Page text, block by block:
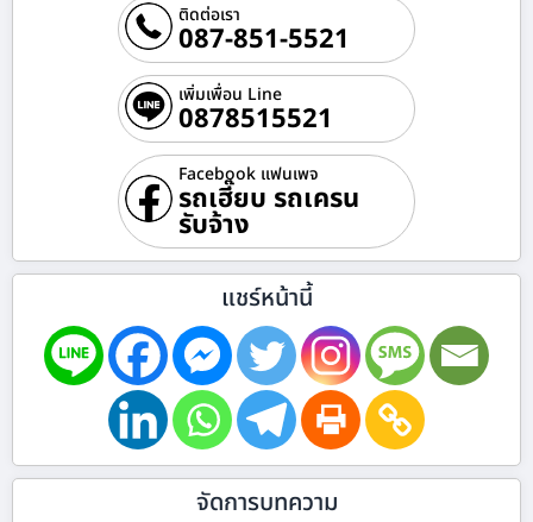
ติดต่อเรา
087-851-5521
เพิ่มเพื่อน Line
0878515521
Facebook แฟนเพจ
รถเฮี๊ยบ รถเครน
รับจ้าง
แชร์หน้านี้
จัดการบทความ